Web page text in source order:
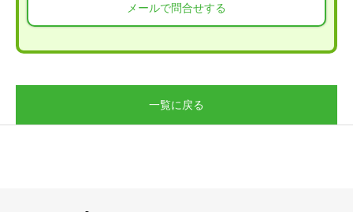
メールで問合せする
一覧に戻る